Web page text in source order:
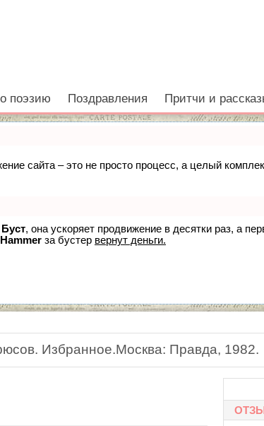
поэзию Поздравления Притчи и
сайта – это не просто процесс, а целый
Буст, она ускоряет продвижение в десятки раз, а
за бустер вернут деньги.
Избранное.Москва: Правда, 1982.